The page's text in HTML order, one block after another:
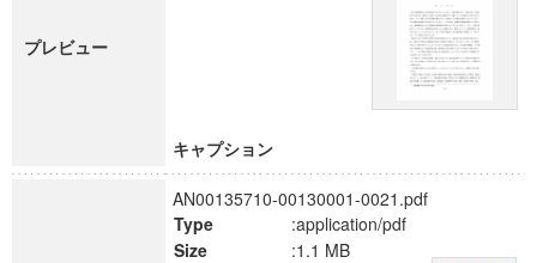
プレビュー
キャプション
AN00135710-00130001-0021.pdf
Type
:application/pdf
Size
:1.1 MB